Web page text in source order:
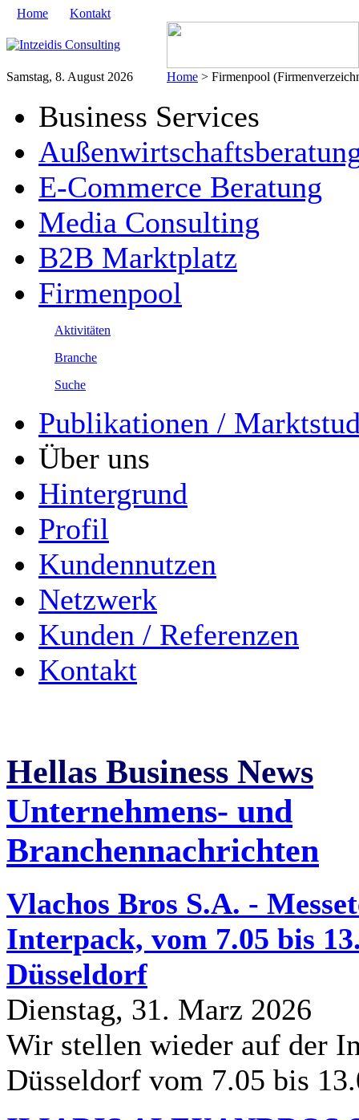
Home Kontakt
Samstag, 8. August 2026 Home > Firmenpool
Business Services
E-Commerce Beratung
Media Consulting
B2B Marktplatz
Firmenpool
Aktivitäten
Branche
Suche
Publikationen /
Über uns
Hintergrund
Profil
Kundennutzen
Netzwerk
Kunden / Referenzen
Kontakt
Hellas Business News
Unternehmens- und
Branchennachrichten
Vlachos Bros S.A. -
Interpack, vom 7.05 bis
Düsseldorf
Dienstag, 31. Marz 2026
Wir stellen wieder auf der
Düsseldorf vom 7.05 bis